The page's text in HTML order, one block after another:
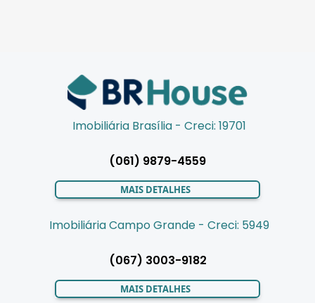
Imobiliária Brasília - Creci: 19701
(061) 9879-4559
MAIS DETALHES
Imobiliária Campo Grande - Creci: 5949
(067) 3003-9182
MAIS DETALHES